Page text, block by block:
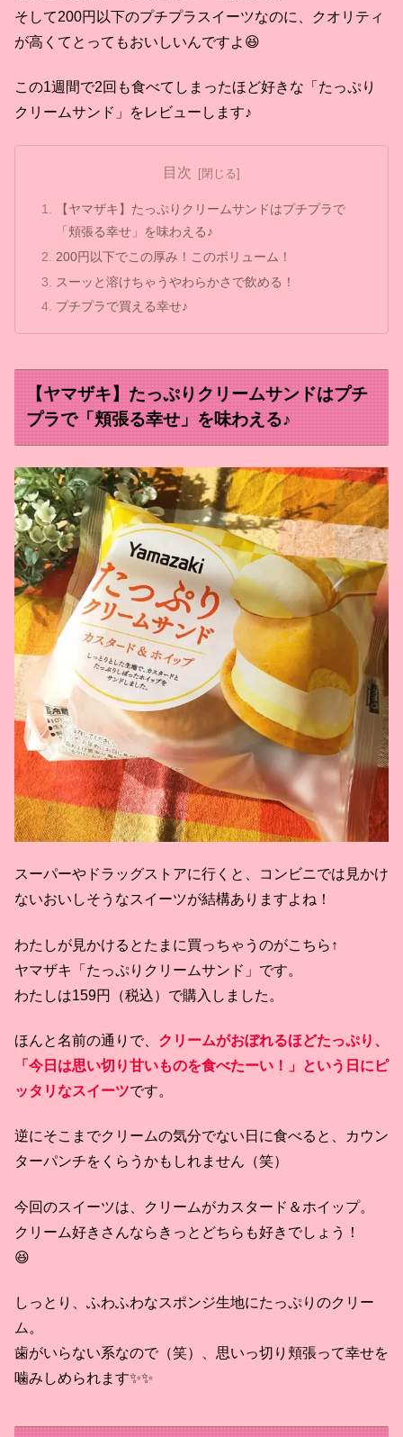
そして200円以下のプチプラスイーツなのに、クオリティ
が高くてとってもおいしいんですよ😆
この1週間で2回も食べてしまったほど好きな「たっぷり
クリームサンド」をレビューします♪
目次
【ヤマザキ】たっぷりクリームサンドはプチプラで
「頬張る幸せ」を味わえる♪
200円以下でこの厚み！このボリューム！
スーッと溶けちゃうやわらかさで飲める！
プチプラで買える幸せ♪
【ヤマザキ】たっぷりクリームサンドはプチ
プラで「頬張る幸せ」を味わえる♪
スーパーやドラッグストアに行くと、コンビニでは見かけ
ないおいしそうなスイーツが結構ありますよね！
わたしが見かけるとたまに買っちゃうのがこちら↑
ヤマザキ「たっぷりクリームサンド」です。
わたしは159円（税込）で購入しました。
ほんと名前の通りで、 クリームがおぼれるほどたっぷり、
「今日は思い切り甘いものを食べたーい！」という日にピ
ッタリなスイーツです。
逆にそこまでクリームの気分でない日に食べると、カウン
ターパンチをくらうかもしれません（笑）
今回のスイーツは、クリームがカスタード＆ホイップ。
クリーム好きさんならきっとどちらも好きでしょう！
😆
しっとり、ふわふわなスポンジ生地にたっぷりのクリー
ム。
歯がいらない系なので（笑）、思いっ切り頬張って幸せを
噛みしめられます✨✨